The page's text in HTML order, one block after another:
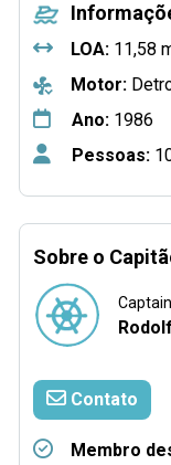
LOA: 11,58
Motor:
Ano: 1986
Pessoas:
Sobre o
Captain
Contato
Membro